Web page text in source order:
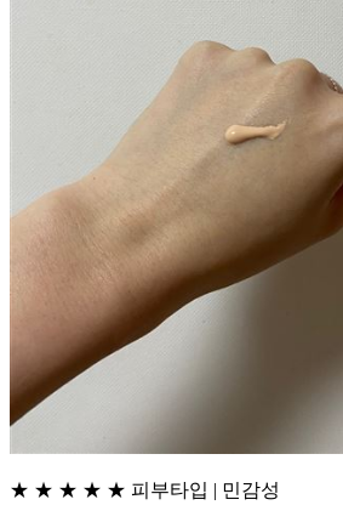
★ ★ ★ ★ ★ 피부타입 | 민감성